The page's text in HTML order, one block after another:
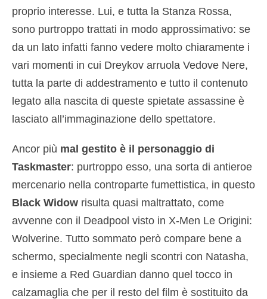
proprio interesse. Lui, e tutta la Stanza Rossa,
sono purtroppo trattati in modo approssimativo: se
da un lato infatti fanno vedere molto chiaramente i
vari momenti in cui Dreykov arruola Vedove Nere,
tutta la parte di addestramento e tutto il contenuto
legato alla nascita di queste spietate assassine è
lasciato all’immaginazione dello spettatore.
Ancor più mal gestito è il personaggio di
Taskmaster: purtroppo esso, una sorta di antieroe
mercenario nella controparte fumettistica, in questo
Black Widow risulta quasi maltrattato, come
avvenne con il Deadpool visto in X-Men Le Origini:
Wolverine. Tutto sommato però compare bene a
schermo, specialmente negli scontri con Natasha,
e insieme a Red Guardian danno quel tocco in
calzamaglia che per il resto del film è sostituito da